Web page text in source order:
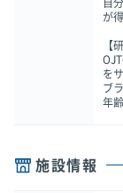
自
が
【
を
ブ
年
施設情報